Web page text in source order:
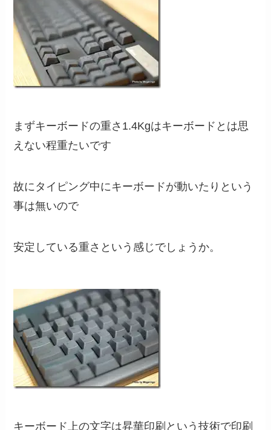
まずキーボードの重さ1.4Kgはキーボードとは思
えない程重たいです
故にタイピング中にキーボードが動いたりという
事は無いので
安定している重さという感じでしょうか。
キーボード上の文字は昇華印刷という技術で印刷